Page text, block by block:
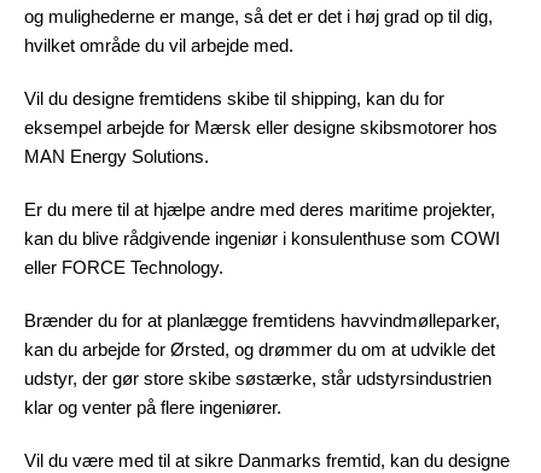
og mulighederne er mange, så det er det i høj grad op til dig,
hvilket område du vil arbejde med.
Vil du designe fremtidens skibe til shipping, kan du for
eksempel arbejde for Mærsk eller designe skibsmotorer hos
MAN Energy Solutions.
Er du mere til at hjælpe andre med deres maritime projekter,
kan du blive rådgivende ingeniør i konsulenthuse som COWI
eller FORCE Technology.
Brænder du for at planlægge fremtidens havvindmølleparker,
kan du arbejde for Ørsted, og drømmer du om at udvikle det
udstyr, der gør store skibe søstærke, står udstyrsindustrien
klar og venter på flere ingeniører.
Vil du være med til at sikre Danmarks fremtid, kan du designe